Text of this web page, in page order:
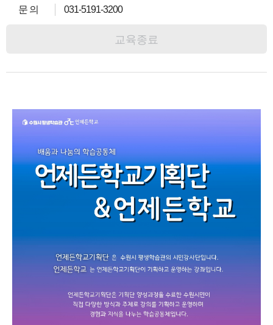
문 의
031-5191-3200
교육종료